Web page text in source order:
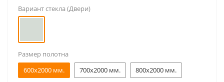
Вариант стекла (Двери)
Размер полотна
600x2000 мм.
700x2000 мм. 800x2000 мм.